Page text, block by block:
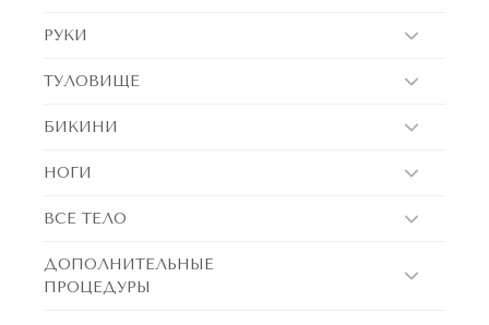
РУКИ
ТУЛОВИЩЕ
БИКИНИ
НОГИ
ВСЕ ТЕЛО
ДОПОЛНИТЕЛЬНЫЕ
ПРОЦЕДУРЫ